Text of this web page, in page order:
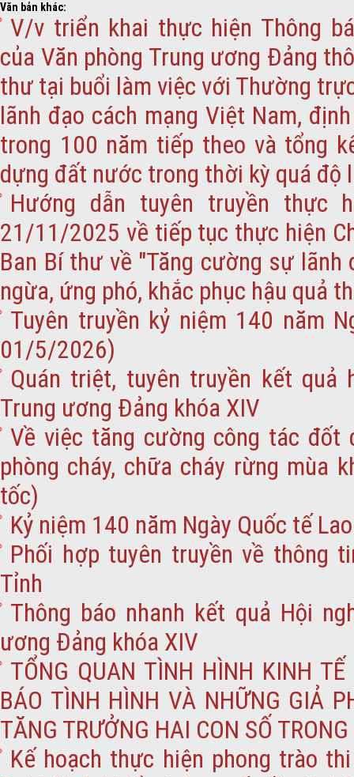
Văn bản khác:
V/v triển khai thực hiện Thông
của Văn phòng Trung ương Đảng
thư tại buổi làm việc với Thường
lãnh đạo cách mạng Việt Nam,
trong 100 năm tiếp theo và tổng
dựng đất nước trong thời kỳ quá độ
Hướng dẫn tuyên truyền thực
21/11/2025 về tiếp tục thực hiện
Ban Bí thư về "Tăng cường sự
ngừa, ứng phó, khắc phục hậu quả
Tuyên truyền kỷ niệm 140 năm
01/5/2026)
Quán triệt, tuyên truyền kết quả
Trung ương Đảng khóa XIV
Về việc tăng cường công tác đốt
phòng cháy, chữa cháy rừng mùa
tốc)
Kỷ niệm 140 năm Ngày Quốc tế
Phối hợp tuyên truyền về thông
Tỉnh
Thông báo nhanh kết quả Hội
ương Đảng khóa XIV
TỔNG QUAN TÌNH HÌNH KINH
BÁO TÌNH HÌNH VÀ NHỮNG GIẢ
TĂNG TRƯỞNG HAI CON SỐ
Kế hoạch thực hiện phong trào